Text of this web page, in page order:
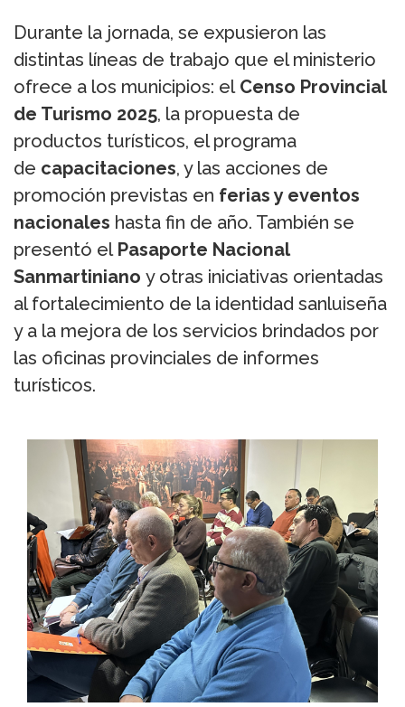
Durante la jornada, se expusieron las
distintas líneas de trabajo que el ministerio
ofrece a los municipios: el Censo Provincial
de Turismo 2025, la propuesta de
productos turísticos, el programa
de capacitaciones, y las acciones de
promoción previstas en ferias y eventos
nacionales hasta fin de año. También se
presentó elPasaporte Nacional
Sanmartiniano y otras iniciativas orientadas
al fortalecimiento de la identidad sanluiseña
y a la mejora de los servicios brindados por
las oficinas provinciales de informes
turísticos.